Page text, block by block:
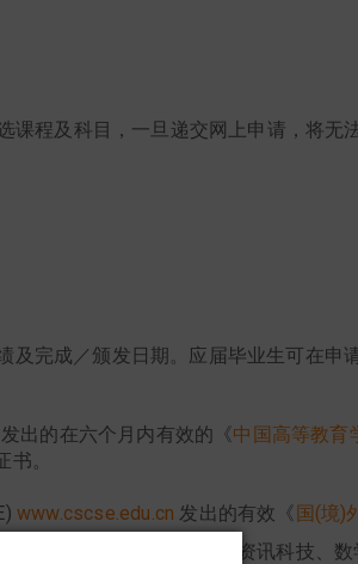
程及科目，一旦递交网上申请，将无
及完成／颁发日期。应届毕业生可在申
发出的在六个月内有效的《中国高等教育
。
www.cscse.edu.cn 发出的有效《国(境)
证书
（适用于申请中文、资讯科技、